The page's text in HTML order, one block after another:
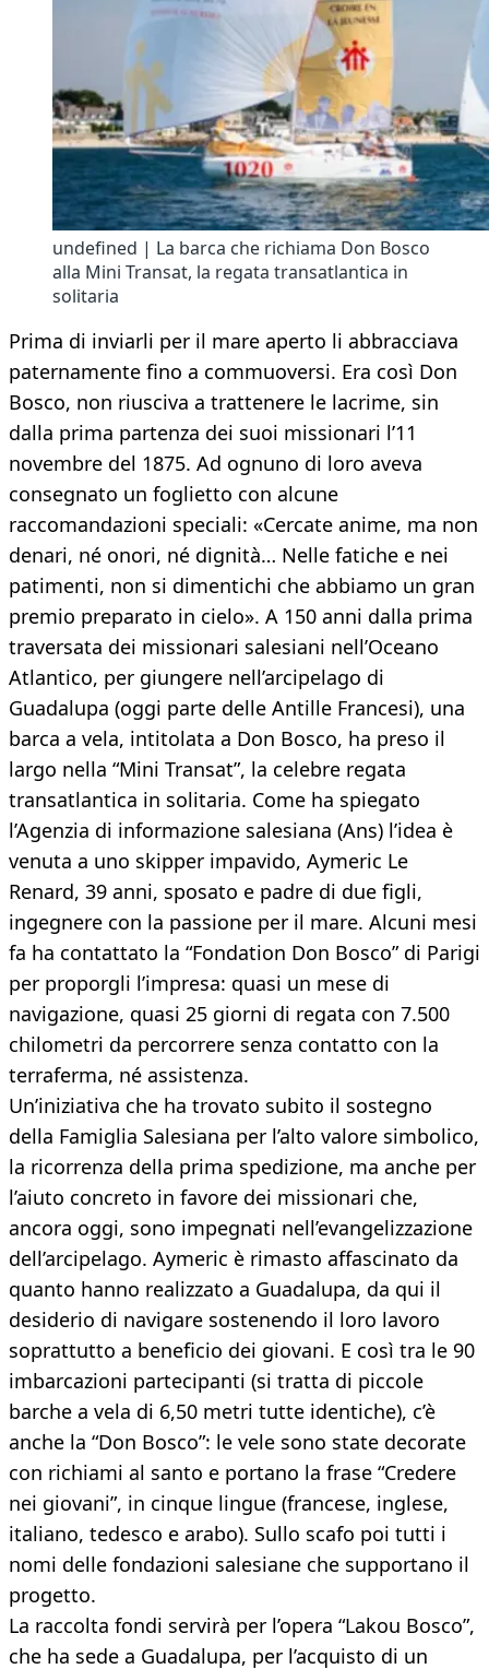
undefined | La barca che richiama Don Bosco
alla Mini Transat, la regata transatlantica in
solitaria
Prima di inviarli per il mare aperto li abbracciava
paternamente fino a commuoversi. Era così Don
Bosco, non riusciva a trattenere le lacrime, sin
dalla prima partenza dei suoi missionari l’11
novembre del 1875. Ad ognuno di loro aveva
consegnato un foglietto con alcune
raccomandazioni speciali: «Cercate anime, ma non
denari, né onori, né dignità… Nelle fatiche e nei
patimenti, non si dimentichi che abbiamo un gran
premio preparato in cielo». A 150 anni dalla prima
traversata dei missionari salesiani nell’Oceano
Atlantico, per giungere nell’arcipelago di
Guadalupa (oggi parte delle Antille Francesi), una
barca a vela, intitolata a Don Bosco, ha preso il
largo nella “Mini Transat”, la celebre regata
transatlantica in solitaria. Come ha spiegato
l’Agenzia di informazione salesiana (Ans) l’idea è
venuta a uno skipper impavido, Aymeric Le
Renard, 39 anni, sposato e padre di due figli,
ingegnere con la passione per il mare. Alcuni mesi
fa ha contattato la “Fondation Don Bosco” di Parigi
per proporgli l’impresa: quasi un mese di
navigazione, quasi 25 giorni di regata con 7.500
chilometri da percorrere senza contatto con la
terraferma, né assistenza.
Un’iniziativa che ha trovato subito il sostegno
della Famiglia Salesiana per l’alto valore simbolico,
la ricorrenza della prima spedizione, ma anche per
l’aiuto concreto in favore dei missionari che,
ancora oggi, sono impegnati nell’evangelizzazione
dell’arcipelago. Aymeric è rimasto affascinato da
quanto hanno realizzato a Guadalupa, da qui il
desiderio di navigare sostenendo il loro lavoro
soprattutto a beneficio dei giovani. E così tra le 90
imbarcazioni partecipanti (si tratta di piccole
barche a vela di 6,50 metri tutte identiche), c’è
anche la “Don Bosco”: le vele sono state decorate
con richiami al santo e portano la frase “Credere
nei giovani”, in cinque lingue (francese, inglese,
italiano, tedesco e arabo). Sullo scafo poi tutti i
nomi delle fondazioni salesiane che supportano il
progetto.
La raccolta fondi servirà per l’opera “Lakou Bosco”,
che ha sede a Guadalupa, per l’acquisto di un